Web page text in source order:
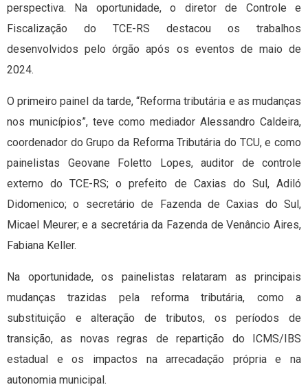
perspectiva. Na oportunidade, o diretor de Controle e
Fiscalização do TCE-RS destacou os trabalhos
desenvolvidos pelo órgão após os eventos de maio de
2024.
O primeiro painel da tarde, “Reforma tributária e as mudanças
nos municípios”, teve como mediador Alessandro Caldeira,
coordenador do Grupo da Reforma Tributária do TCU, e como
painelistas Geovane Foletto Lopes, auditor de controle
externo do TCE-RS; o prefeito de Caxias do Sul, Adiló
Didomenico; o secretário de Fazenda de Caxias do Sul,
Micael Meurer; e a secretária da Fazenda de Venâncio Aires,
Fabiana Keller.
Na oportunidade, os painelistas relataram as principais
mudanças trazidas pela reforma tributária, como a
substituição e alteração de tributos, os períodos de
transição, as novas regras de repartição do ICMS/IBS
estadual e os impactos na arrecadação própria e na
autonomia municipal.